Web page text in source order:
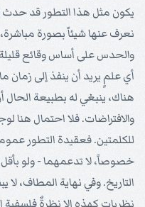
يكون مثل هذا التطور قد حدث
نعرف عنها شيئاً بصورة
والحدس على أساس وقائع
أي علمٍ يريد أن ينفذ إلى زمان
هناك، ينبغي له بطبيعة
والافتراضات. فلا احتمال هنا
للكلمتين. فعقيدة التطور
خصوصاً، لا تدعمهما - ولو
التاريخ. وفي نهاية المطاف،
نظريات كهذه إلا نظرةٌ فلسفية